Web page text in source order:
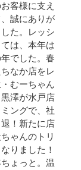
客様に支え
誠にありが
た。⁡レッシ
は、本年は
でした。⁡春
なか店をレ
むーちゃん
澤が水戸店
ングで、社
！⁡新たに店
ゃんのトリ
りました！⁡
ょっと。⁡温